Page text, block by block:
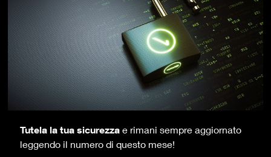
Tutela la tua sicurezza e rimani sempre aggiornato
leggendo il numero di questo mese!